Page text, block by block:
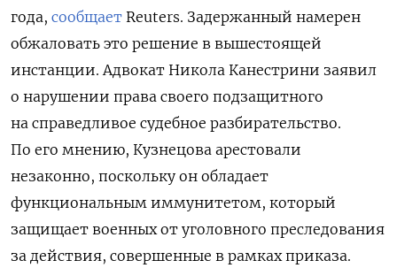
года, сообщает Reuters. Задержанный намерен
обжаловать это решение в вышестоящей
инстанции. Адвокат Никола Канестрини заявил
о нарушении права своего подзащитного
на справедливое судебное разбирательство.
По его мнению, Кузнецова арестовали
незаконно, поскольку он обладает
функциональным иммунитетом, который
защищает военных от уголовного преследования
за действия, совершенные в рамках приказа.